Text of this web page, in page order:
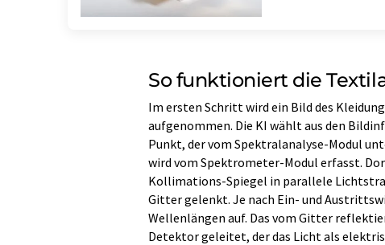
So funktioniert die
Im ersten Schritt wird ein Bild des
aufgenommen. Die KI wählt aus den
Punkt, der vom Spektralanalyse-Modul
wird vom Spektrometer-Modul erfasst.
Kollimations-Spiegel in parallele
Gitter gelenkt. Je nach Ein- und
Wellenlängen auf. Das vom Gitter
Detektor geleitet, der das Licht als